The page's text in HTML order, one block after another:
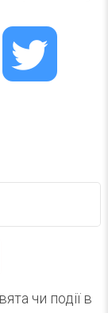
чи події в